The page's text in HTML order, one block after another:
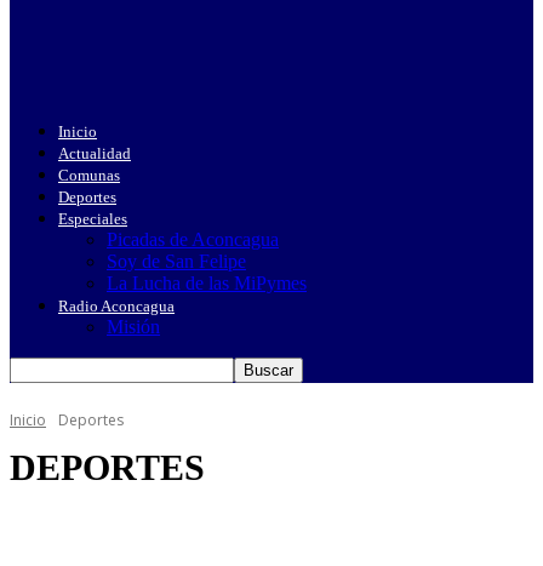
Inicio
Actualidad
Comunas
Deportes
Especiales
Picadas de Aconcagua
Soy de San Felipe
La Lucha de las MiPymes
Radio Aconcagua
Misión
Inicio Deportes
DEPORTES